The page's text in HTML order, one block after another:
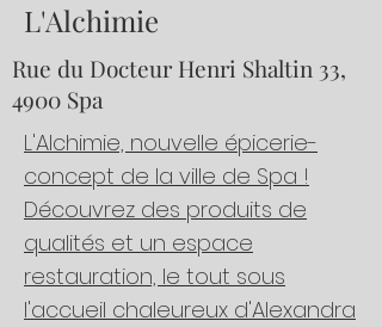
L'Alchimie
Rue du Docteur Henri Shaltin 33,
4900 Spa
L'Alchimie, nouvelle épicerie-
concept de la ville de Spa !
Découvrez des produits de
qualités et un espace
restauration, le tout sous
l'accueil chaleureux d'Alexandra